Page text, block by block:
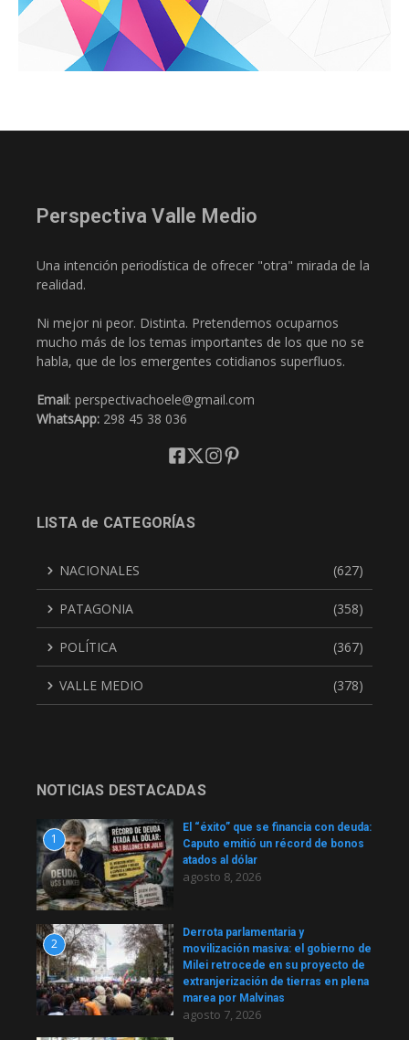
Perspectiva Valle Medio
Una intención periodística de ofrecer "otra" mirada de la
realidad.
Ni mejor ni peor. Distinta. Pretendemos ocuparnos
mucho más de los temas importantes de los que no se
habla, que de los emergentes cotidianos superfluos.
Email: perspectivachoele@gmail.com
WhatsApp: 298 45 38 036
LISTA de CATEGORÍAS
NACIONALES (627)
PATAGONIA (358)
POLÍTICA (367)
VALLE MEDIO (378)
NOTICIAS DESTACADAS
1
El “éxito” que se financia con deuda:
Caputo emitió un récord de bonos
atados al dólar
agosto 8, 2026
2
Derrota parlamentaria y
movilización masiva: el gobierno de
Milei retrocede en su proyecto de
extranjerización de tierras en plena
marea por Malvinas
agosto 7, 2026